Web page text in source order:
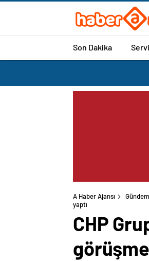
Son Dakika
A Haber Ajansı Gündem
yaptı
CHP